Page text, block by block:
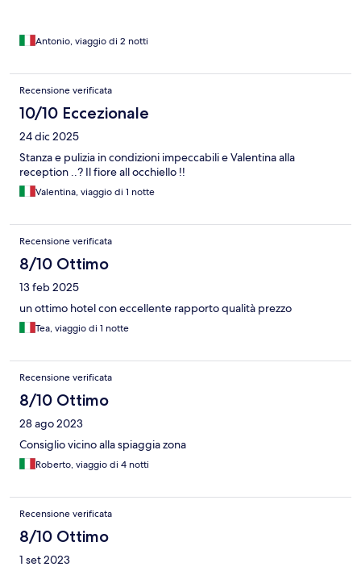
Antonio, viaggio di 2 notti
Recensione verificata
10/10 Eccezionale
24 dic 2025
Stanza e pulizia in condizioni impeccabili e Valentina alla
reception ..? Il fiore all occhiello !!
Valentina, viaggio di 1 notte
Recensione verificata
8/10 Ottimo
13 feb 2025
un ottimo hotel con eccellente rapporto qualità prezzo
Tea, viaggio di 1 notte
Recensione verificata
8/10 Ottimo
28 ago 2023
Consiglio vicino alla spiaggia zona
Roberto, viaggio di 4 notti
Recensione verificata
8/10 Ottimo
1 set 2023